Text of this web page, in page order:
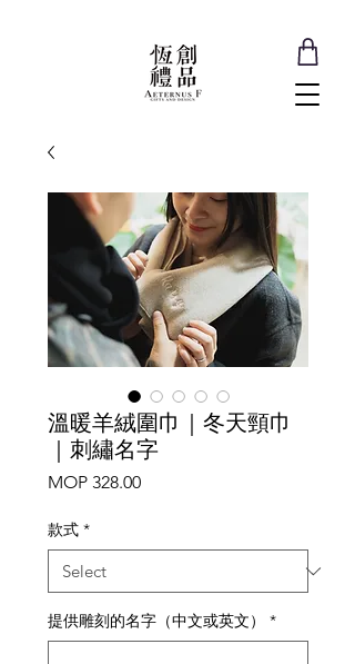
溫暖羊絨圍巾｜冬天頸巾
｜刺繡名字
MOP 328.00Price
款式 *
提供雕刻的名字（中文或英文） *